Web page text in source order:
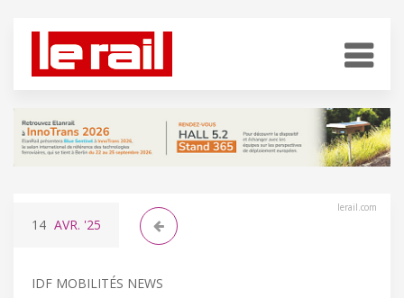
lerail.com
14 AVR. '25
IDF MOBILITÉS NEWS